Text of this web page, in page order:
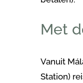
Met
Vanuit
Station)